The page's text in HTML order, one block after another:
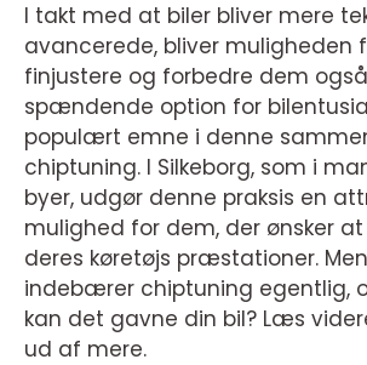
I takt med at biler bliver mere
avancerede, bliver muligheden
finjustere og forbedre dem
spændende option for
populært emne i denne
chiptuning. I Silkeborg, som i
byer, udgør denne praksis en
mulighed for dem, der ønsker
deres køretøjs præstationer.
indebærer chiptuning egentlig,
kan det gavne din bil? Læs
ud af mere.